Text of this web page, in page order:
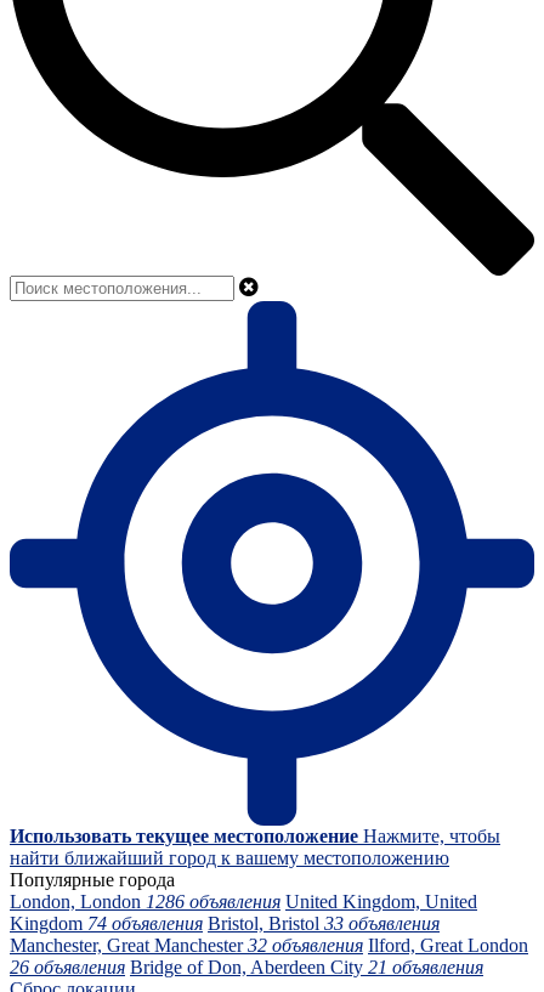
Использовать текущее местоположение Нажмите, чтобы
найти ближайший город к вашему местоположению
Популярные города
London, London 1286 объявления United Kingdom, United
Kingdom 74 объявления Bristol, Bristol 33 объявления
Manchester, Great Manchester32 объявления Ilford, Great London
26 объявления Bridge of Don, Aberdeen City 21 объявления